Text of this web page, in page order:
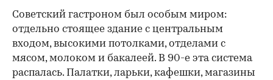
Советский гастроном был особым миром:
отдельно стоящее здание с центральным
входом, высокими потолками, отделами с
мясом, молоком и бакалеей. В 90-е эта система
распалась. Палатки, ларьки, кафешки, магазины